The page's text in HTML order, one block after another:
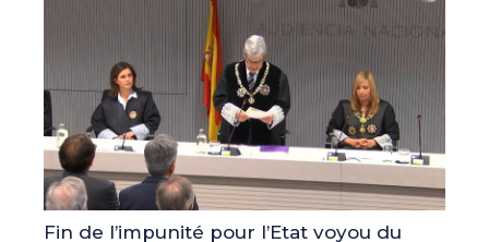
Fin de l’impunité pour l’Etat voyou du